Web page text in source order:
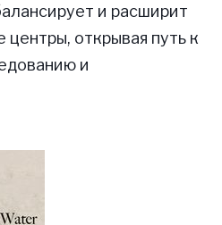
и расширит
центры, открывая путь к
и